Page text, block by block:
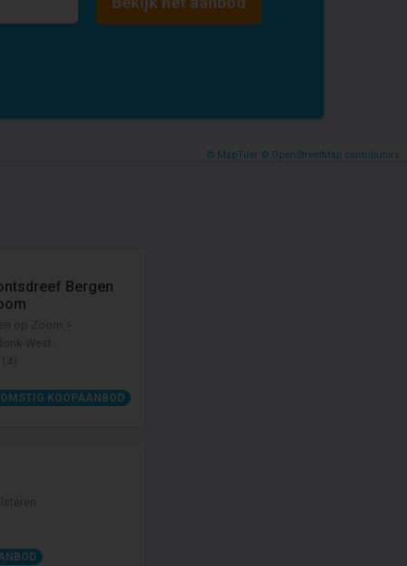
© MapTiler © OpenStreetMap contributors
Bergen
op Zoom >
West
KOOPAANBOD